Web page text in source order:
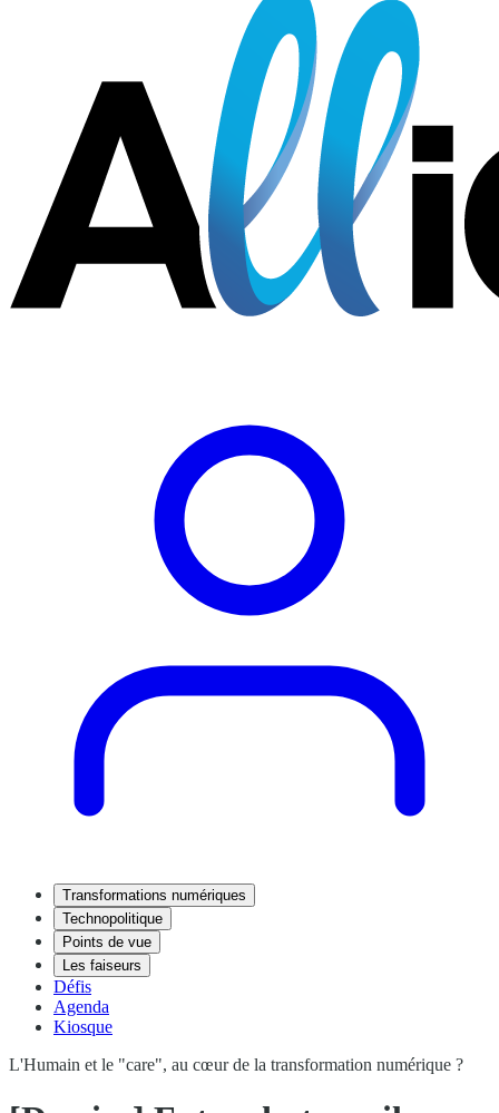
Transformations numériques
Technopolitique
Points de vue
Les faiseurs
Défis
Agenda
Kiosque
L'Humain et le "care", au cœur de la transformation numérique ?